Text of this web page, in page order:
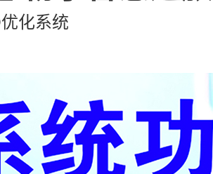
化系统